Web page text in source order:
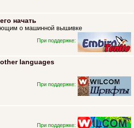
начать
о машинной вышивке
При поддержке:
languages
При поддержке:
При поддержке: